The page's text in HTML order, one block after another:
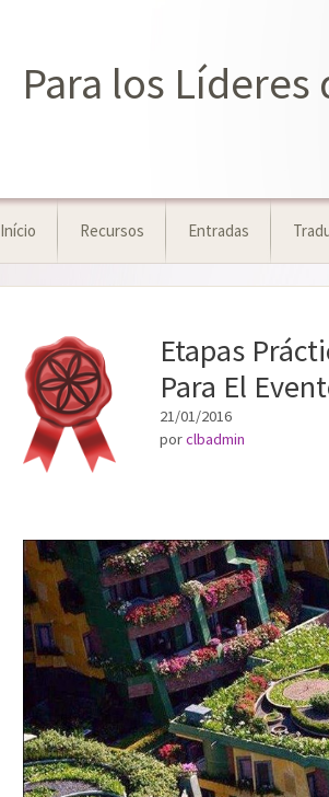
Para los
Início Recursos Entradas
Etapas
Para El
21/01/2016
porclbadmin